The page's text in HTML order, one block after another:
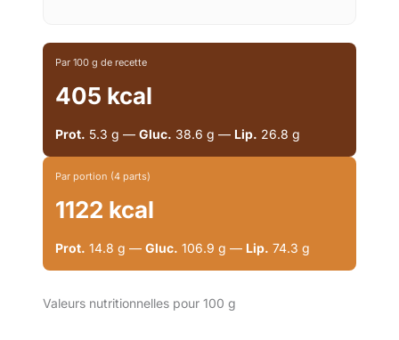
Par 100 g de recette
405 kcal
Prot. 5.3 g — Gluc. 38.6 g — Lip. 26.8 g
Par portion (4 parts)
1122 kcal
Prot. 14.8 g — Gluc. 106.9 g — Lip. 74.3 g
Valeurs nutritionnelles pour 100 g